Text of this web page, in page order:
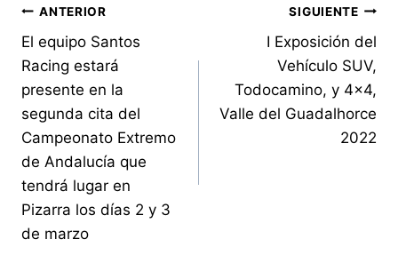
Navegación
de
entradas
ANTERIOR
El equipo Santos
Racing estará
presente en la
segunda cita del
Campeonato Extremo
de Andalucía que
tendrá lugar en
Pizarra los días 2 y 3
de marzo
SIGUIENTE
I Exposición del
Vehículo SUV,
Todocamino, y 4×4,
Valle del Guadalhorce
2022